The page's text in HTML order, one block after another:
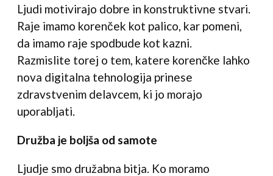
Ljudi motivirajo dobre in konstruktivne stvari.
Raje imamo korenček kot palico, kar pomeni,
da imamo raje spodbude kot kazni.
Razmislite torej o tem, katere korenčke lahko
nova digitalna tehnologija prinese
zdravstvenim delavcem, ki jo morajo
uporabljati.
Družba je boljša od samote
Ljudje smo družabna bitja. Ko moramo